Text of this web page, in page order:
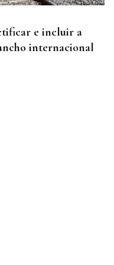
e incluir a
internacional